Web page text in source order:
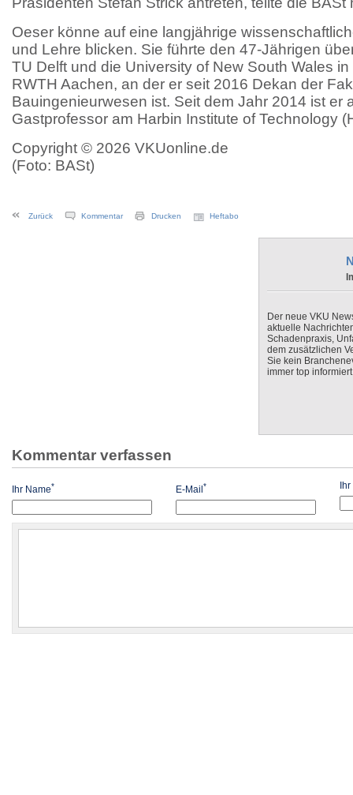
Oeser könne auf eine langjährige
und Lehre blicken. Sie führte den 47-Jährigen
TU Delft und die University of New South Wales
RWTH Aachen, an der er seit 2016 Dekan der
Bauingenieurwesen ist. Seit dem Jahr 2014 ist er
Gastprofessor am Harbin Institute of Technology
Copyright © 2026 VKUonline.de
(Foto: BASt)
Zurück Kommentar Drucken Heftabo
Der neue VKU
aktuelle
Schadenpraxis,
dem zusätzlichen
Sie kein
immer top
Kommentar verfassen
Ihr Name* E-Mail* Ihr